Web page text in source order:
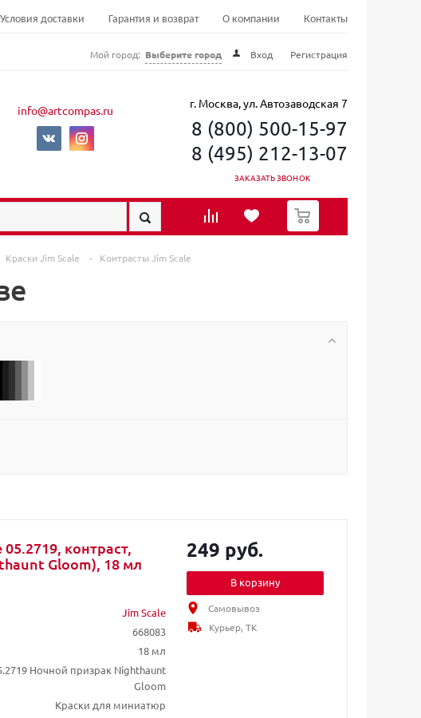
Условия доставки Гарантия и возврат О компании Контакты
Мой город: Выберите город Вход Регистрация
info@artcompas.ru г. Москва, ул. Автозаводская 7
8 (800) 500-15-97
8 (495) 212-13-07
ЗАКАЗАТЬ ЗВОНОК
0
Краски Jim Scale - Контрасты Jim Scale
контраст,
Gloom), 18 мл
Jim Scale
668083
18 мл
Ночной призрак Nighthaunt
Gloom
Краски для миниатюр
249 руб.
В корзину
Самовывоз
Курьер, ТК